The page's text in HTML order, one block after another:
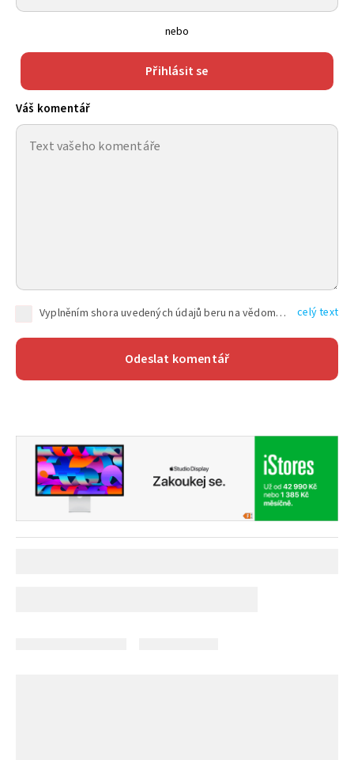
nebo
Přihlásit se
Váš komentář
Vyplněním shora uvedených údajů beru na vědomí, že společnost TEXT FACTORY s.r.o., sídlem Brno, Durďákova 336/29, Černá Pole, PSČ: 613 00, IČ: 06157831, zapsané u Krajského soudu v Brně, oddíl C, vložka 100399, bude zpracovávat mé osobní údaje uvedené v rámci mnou vyplněného registračního formuláře na základě oprávněných zájmů TEXT FACTORY s.r.o. dle čl. 6 odst. 1 písm. f) GDPR a pro splnění právních povinností (čl. 6 odst. 1 písm. c) GDPR), a to pro tyto účely: nezbytnost zajistit oprávnění návštěvníka webových stránek provozovaných společností TEXT FACTORY s.r.o. přispívat aktivně ke zveřejněným článkům nebo v rámci diskusních fór a výkon práv TEXT FACTORY s.r.o. jako administrátora těchto diskusních fór. Více informací o zpracování osobních údajů a právech lze nalézt v celý text